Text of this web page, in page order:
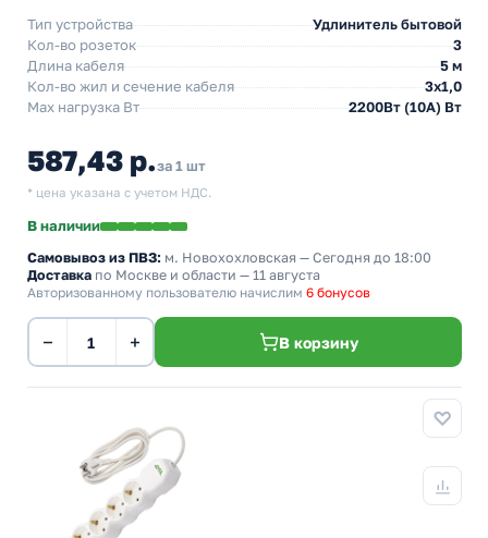
Тип устройства
Удлинитель бытовой
Кол-во розеток
3
Длина кабеля
5 м
Кол-во жил и сечение кабеля
3х1,0
Max нагрузка Вт
2200Вт (10А) Вт
587,43 р.за 1 шт
* цена указана с учетом НДС.
В наличии
Самовывоз из ПВЗ: м. Новохохловская — Сегодня до 18:00
Доставка по Москве и области — 11 августа
Авторизованному пользователю начислим 6 бонусов
− + В корзину